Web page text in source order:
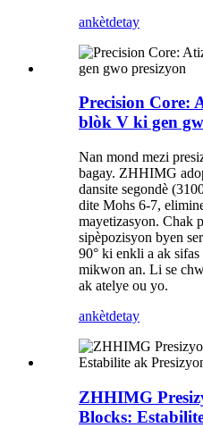
ankètdetay
Precision Core:
blòk V ki gen
Nan mond mezi
bagay. ZHHIMG
dansite segondè
dite Mohs 6-7,
mayetizasyon. Chak
sipèpozisyon byen
90° ki enkli a ak
mikwon an. Li se
ak atelye ou yo.
ankètdetay
ZHHIMG
Blocks: